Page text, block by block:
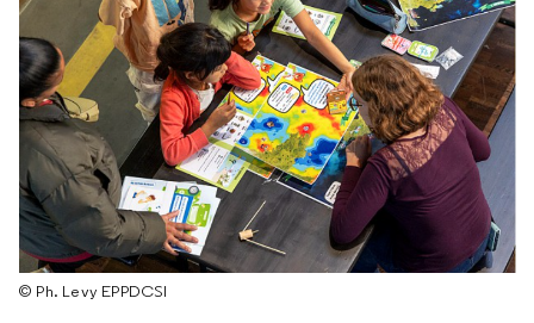
© Ph. Levy EPPDCSI